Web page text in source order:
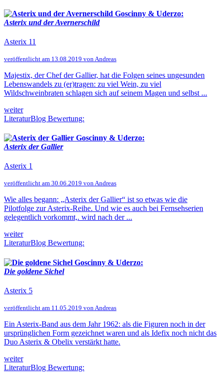
Goscinny & Uderzo:
Asterix und der Avernerschild
Asterix 11
veröffentlicht am 13.08.2019 von Andreas
Majestix, der Chef der Gallier, hat die Folgen seines ungesunden
Lebenswandels zu (er)tragen: zu viel Wein, zu viel
Wildschweinbraten schlagen sich auf seinem Magen und selbst ...
weiter
LiteraturBlog Bewertung:
Goscinny & Uderzo:
Asterix der Gallier
Asterix 1
veröffentlicht am 30.06.2019 von Andreas
Wie alles begann: „Asterix der Gallier“ ist so etwas wie die
Pilotfolge zur Asterix-Reihe. Und wie es auch bei Fernsehserien
gelegentlich vorkommt,. wird nach der ...
weiter
LiteraturBlog Bewertung:
Goscinny & Uderzo:
Die goldene Sichel
Asterix 5
veröffentlicht am 11.05.2019 von Andreas
Ein Asterix-Band aus dem Jahr 1962: als die Figuren noch in der
ursprünglichen Form gezeichnet waren und als Idefix noch nicht das
Duo Asterix & Obelix verstärkt hatte.
weiter
LiteraturBlog Bewertung: